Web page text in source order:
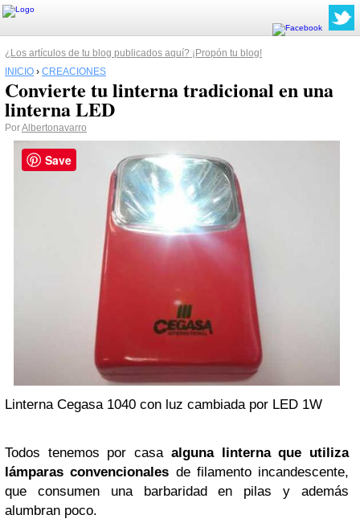
¿Los artículos de tu blog publicados aquí? ¡Propón tu blog!
INICIO › CREACIONES
Convierte tu linterna tradicional en una
linterna LED
PorAlbertonavarro
Linterna Cegasa 1040 con luz cambiada por LED 1W
Todos tenemos por casa alguna linterna que utiliza
lámparas convencionales de filamento incandescente,
que consumen una barbaridad en pilas y además
alumbran poco.
Save